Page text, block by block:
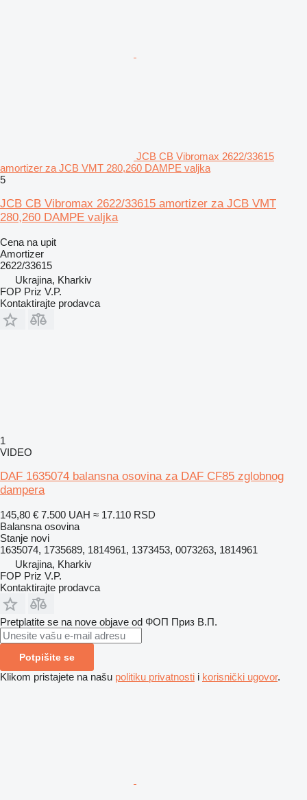
JCB CB Vibromax 2622/33615
amortizer za JCB VMT 280,260 DAMPE valjka
5
JCB CB Vibromax 2622/33615 amortizer za JCB VMT
280,260 DAMPE valjka
Cena na upit
Amortizer
2622/33615
Ukrajina, Kharkiv
FOP Priz V.P.
Kontaktirajte prodavca
1
VIDEO
DAF 1635074 balansna osovina za DAF CF85 zglobnog
dampera
145,80 € 7.500 UAH ≈ 17.110 RSD
Balansna osovina
Stanje novi
1635074, 1735689, 1814961, 1373453, 0073263, 1814961
Ukrajina, Kharkiv
FOP Priz V.P.
Kontaktirajte prodavca
Pretplatite se na nove objave od ФОП Приз В.П.
Potpišite se
Klikom pristajete na našu politiku privatnosti i korisnički ugovor.